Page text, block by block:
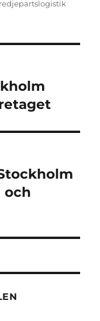
och